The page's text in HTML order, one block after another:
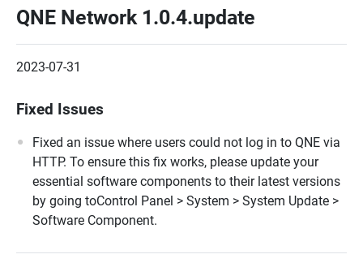
QNE Network 1.0.4.update
2023-07-31
Fixed Issues
Fixed an issue where users could not log in to QNE via
HTTP. To ensure this fix works, please update your
essential software components to their latest versions
by going toControl Panel > System > System Update >
Software Component.